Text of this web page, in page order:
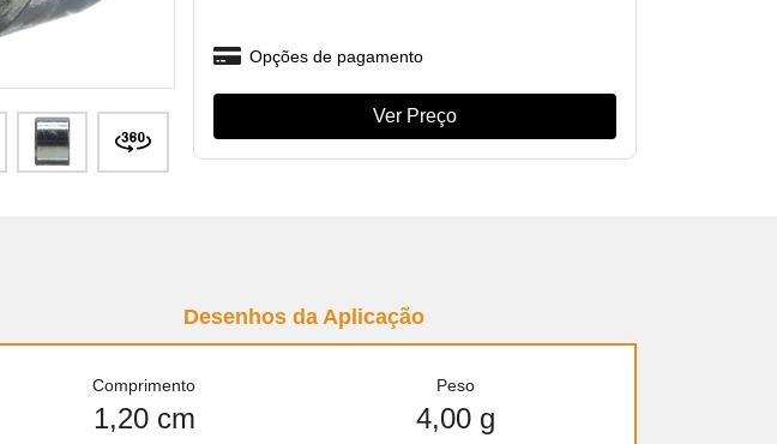
Opções de pagamento
Ver Preço
Desenhos da Aplicação
Comprimento
1,20 cm
Peso
4,00 g